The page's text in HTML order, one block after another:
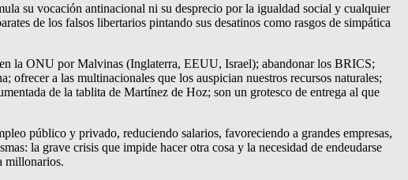
su vocación antinacional ni su desprecio por la igualdad social y cualquier
de los falsos libertarios pintando sus desatinos como rasgos de simpática
la ONU por Malvinas (Inglaterra, EEUU, Israel); abandonar los BRICS;
a las multinacionales que los auspician nuestros recursos naturales;
de la tablita de Martínez de Hoz; son un grotesco de entrega al que
público y privado, reduciendo salarios, favoreciendo a grandes empresas,
la grave crisis que impide hacer otra cosa y la necesidad de endeudarse
millonarios.